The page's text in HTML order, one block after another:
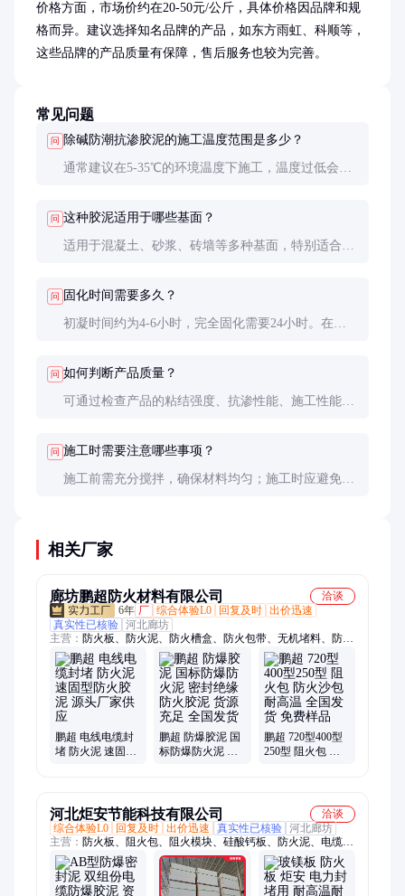
价格方面，市场价约在20-50元/公斤，具体价格因品牌和规
格而异。建议选择知名品牌的产品，如东方雨虹、科顺等，
这些品牌的产品质量有保障，售后服务也较为完善。
常见问题
问 除碱防潮抗渗胶泥的施工温度范围是多少？
通常建议在5-35℃的环境温度下施工，温度过低会影
问 这种胶泥适用于哪些基面？
适用于混凝土、砂浆、砖墙等多种基面，特别适合处
问 固化时间需要多久？
初凝时间约为4-6小时，完全固化需要24小时。在潮
问 如何判断产品质量？
可通过检查产品的粘结强度、抗渗性能、施工性能等
问 施工时需要注意哪些事项？
施工前需充分搅拌，确保材料均匀；施工时应避免雨
相关厂家
廊坊鹏超防火材料有限公司
洽谈
6年 厂 综合体验L0 回复及时 出价迅速
真实性已核验 河北廊坊
主营： 防火板、防火泥、防火槽盒、防火包带、无机堵料、防火
涂料、阻火模块、防火密封胶
鹏超 电线电缆封
堵 防火泥 速固型
鹏超 防爆胶泥 国
标防爆防火泥 密
鹏超 720型400型
250型 阻火包 防
河北炬安节能科技有限公司
洽谈
综合体验L0
回复及时 出价迅速 真实性已核验 河北廊坊
主营： 防火板、阻火包、阻火模块、硅酸钙板、防火泥、电缆防
火涂料、钢结构防火涂料、防火密封胶、水泥压力板